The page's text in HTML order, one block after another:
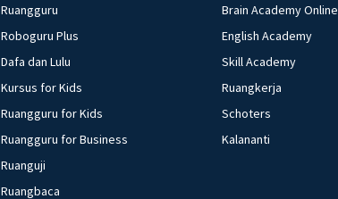
Ruangguru
Roboguru Plus
Dafa dan Lulu
Kursus for Kids
Ruangguru for Kids
Ruangguru for Business
Ruanguji
Ruangbaca
Brain Academy Online
English Academy
Skill Academy
Ruangkerja
Schoters
Kalananti